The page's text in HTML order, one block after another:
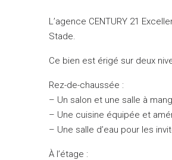
L’agence CENTURY 21
Stade.
Ce bien est érigé sur deux
Rez-de-chaussée :
– Un salon et une salle à
– Une cuisine équipée et
– Une salle d’eau pour les
À l’étage :